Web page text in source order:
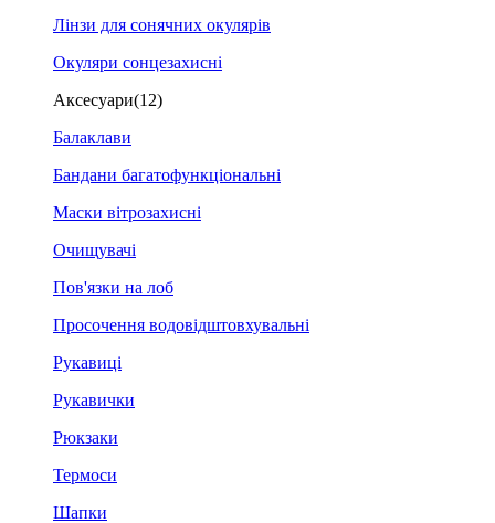
Лінзи для сонячних окулярів
Окуляри сонцезахисні
Аксесуари(12)
Балаклави
Бандани багатофункціональні
Маски вітрозахисні
Очищувачі
Пов'язки на лоб
Просочення водовідштовхувальні
Рукавиці
Рукавички
Рюкзаки
Термоси
Шапки